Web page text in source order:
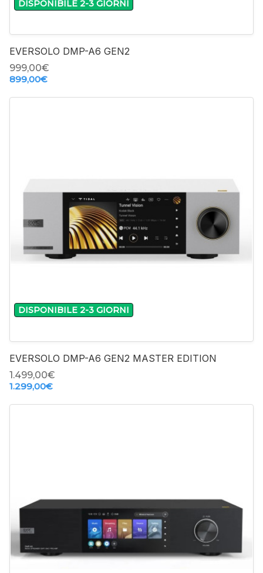
DISPONIBILE 2-3 GIORNI
EVERSOLO DMP-A6 GEN2
999,00‎€
899,00‎€
DISPONIBILE 2-3 GIORNI
EVERSOLO DMP-A6 GEN2 MASTER EDITION
1.499,00‎€
1.299,00‎€